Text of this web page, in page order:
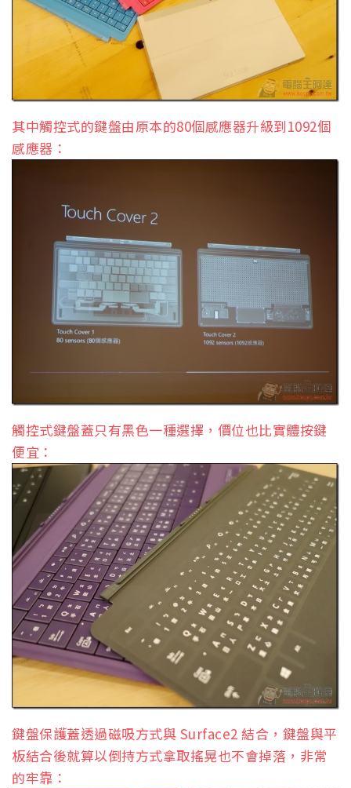
其中觸控式的鍵盤由原本的80個感應器升級到1092個
感應器：
觸控式鍵盤蓋只有黑色一種選擇，價位也比實體按鍵
便宜：
鍵盤保護蓋透過磁吸方式與 Surface2 結合，鍵盤與平
板結合後就算以倒持方式拿取搖晃也不會掉落，非常
的牢靠：